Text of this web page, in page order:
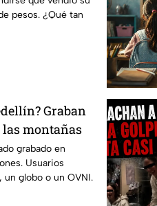
pesos. ¿Qué tan
Graban
montañas
grabado en
Usuarios
globo o un OVNI.